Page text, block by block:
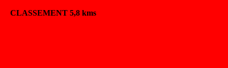
CLASSEMENT 5,8 kms